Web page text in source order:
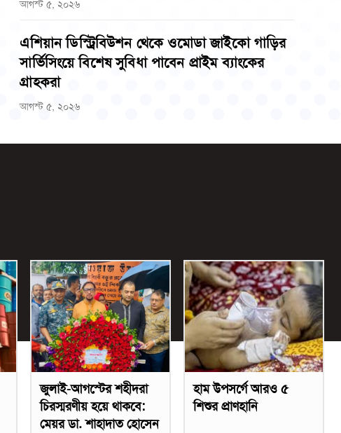
আগস্ট ৫, ২০২৬
এশিয়ান ডিস্ট্রিবিউশন থেকে ওমোডা জাইকো গাড়ির
সার্ভিসিংয়ে বিশেষ সুবিধা পাবেন প্রাইম ব্যাংকের
গ্রাহকরা
আগস্ট ৫, ২০২৬
জুলাই-আগস্টের শহীদরা
চিরস্মরণীয় হয়ে থাকবে:
মেয়র ডা. শাহাদাত হোসেন
হাম উপসর্গে আরও ৫
শিশুর প্রাণহানি